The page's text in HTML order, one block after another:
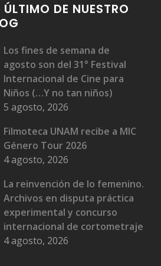
ÚLTIMO DE NUESTRO
Los fines de semana de
agosto son del 31° Festival
Internacional de Cine para
Niños (…Y no tan niños)
5 agosto, 2026
Filmoteca UNAM recibe a MIC
Género Tour 2026
4 agosto, 2026
La reinvención de lo femenino.
Archivos en disputa práctica
experimental y concurso
internacional de cortometraje
4 agosto, 2026